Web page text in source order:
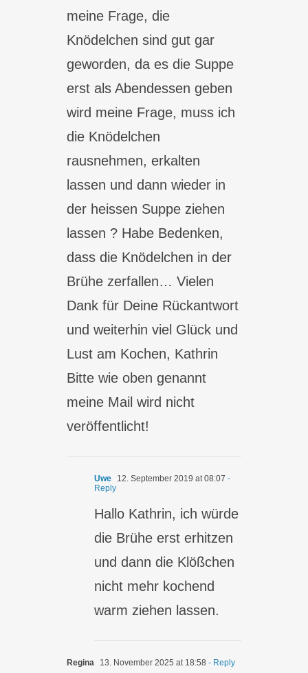
meine Frage, die
Knödelchen sind gut gar
geworden, da es die Suppe
erst als Abendessen geben
wird meine Frage, muss ich
die Knödelchen
rausnehmen, erkalten
lassen und dann wieder in
der heissen Suppe ziehen
lassen ? Habe Bedenken,
dass die Knödelchen in der
Brühe zerfallen… Vielen
Dank für Deine Rückantwort
und weiterhin viel Glück und
Lust am Kochen, Kathrin
Bitte wie oben genannt
meine Mail wird nicht
veröffentlicht!
Uwe 12. September 2019 at 08:07 -
Reply
Hallo Kathrin, ich würde
die Brühe erst erhitzen
und dann die Klößchen
nicht mehr kochend
warm ziehen lassen.
Regina 13. November 2025 at 18:58 - Reply